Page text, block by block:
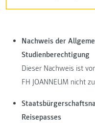
Nachweis der
Studienberechtigung
Dieser Nachweis ist
FH JOANNEUM nicht
Reisepasses